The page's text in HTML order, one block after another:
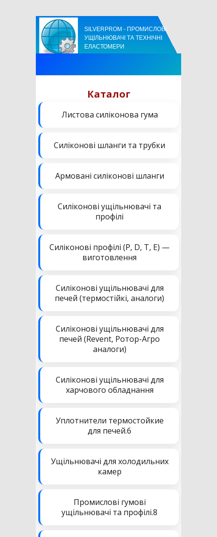
SILVERPROM - ПРОМИСЛОВІ
УЩІЛЬНЮВАЧІ ТА ТЕХНІЧНІ
ЕЛАСТОМЕРИ
Каталог
Листова силіконова гума
Силіконові шланги та трубки
Армовані силіконові шланги
Силіконові ущільнювачі та
профілі
Силіконові профілі (P, D, T, E) —
виготовлення
Силіконові ущільнювачі для
печей (термостійкі, аналоги)
Силіконові ущільнювачі для
печей (Revent, Ротор-Агро
аналоги)
Силіконові ущільнювачі для
харчового обладнання
Уплотнители термостойкие
для печей.6
Ущільнювачі для холодильних
камер
Промислові гумові
ущільнювачі та профілі.8